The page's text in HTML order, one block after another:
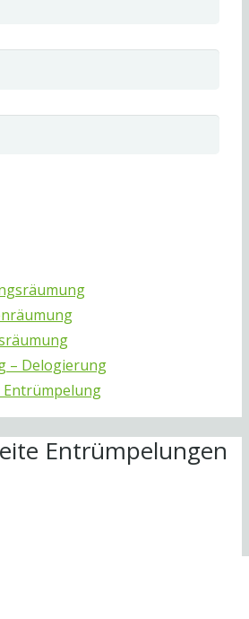
– Delogierung
Entrümpelungen